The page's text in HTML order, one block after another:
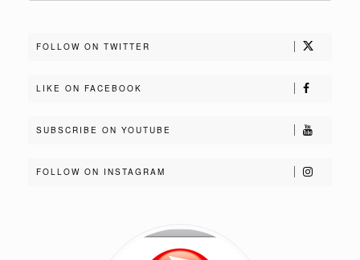
FOLLOW ON TWITTER
LIKE ON FACEBOOK
SUBSCRIBE ON YOUTUBE
FOLLOW ON INSTAGRAM